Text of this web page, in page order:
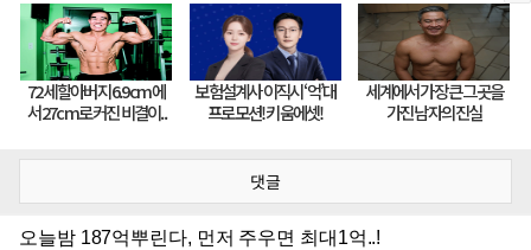
댓글